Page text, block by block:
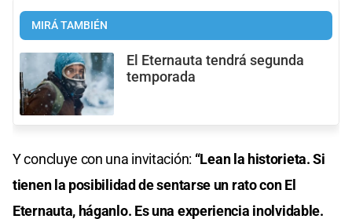
MIRÁ TAMBIÉN
El Eternauta tendrá segunda
temporada
Y concluye con una invitación: “Lean la historieta. Si
tienen la posibilidad de sentarse un rato con El
Eternauta, háganlo. Es una experiencia inolvidable.